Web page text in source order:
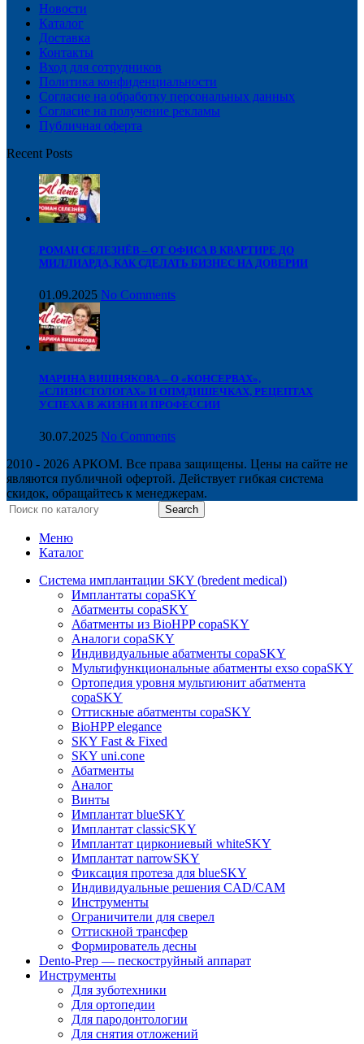
Новости
Каталог
Доставка
Контакты
Вход для сотрудников
Политика конфиденциальности
Согласие на обработку персональных данных
Cогласие на получение рекламы
Публичная оферта
Recent Posts
РОМАН СЕЛЕЗНЁВ – ОТ ОФИСА В КВАРТИРЕ ДО
МИЛЛИАРДА, КАК СДЕЛАТЬ БИЗНЕС НА ДОВЕРИИ
01.09.2025 No Comments
МАРИНА ВИШНЯКОВА – О «КОНСЕРВАХ»,
«СЛИЗИСТОЛОГАХ» И ОПМДИШЕЧКАХ, РЕЦЕПТАХ
УСПЕХА В ЖИЗНИ И ПРОФЕССИИ
30.07.2025 No Comments
2010 - 2026 АРКОМ. Все права защищены. Цены на сайте не
являются публичной офертой. Действует гибкая система
скидок, обращайтесь к менеджерам.
Search
Меню
Каталог
Система имплантации SKY (bredent medical)
Имплантаты copaSKY
Абатменты copaSKY
Абатменты из BioHPP copaSKY
Аналоги copaSKY
Индивидуальные абатменты copaSKY
Мультифункциональные абатменты exso copaSKY
Ортопедия уровня мультиюнит абатмента
copaSKY
Оттискные абатменты copaSKY
BioHPP elegance
SKY Fast & Fixed
SKY uni.cone
Абатменты
Аналог
Винты
Имплантат blueSKY
Имплантат classicSKY
Имплантат циркониевый whiteSKY
Имплантат narrowSKY
Фиксация протеза для blueSKY
Индивидуальные решения CAD/CAM
Инструменты
Ограничители для сверел
Оттискной трансфер
Формирователь десны
Dento-Prep — пескоструйный аппарат
Инструменты
Для зуботехники
Для ортопедии
Для пародонтологии
Для снятия отложений